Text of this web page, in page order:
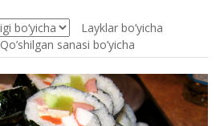
Layklar bo’yicha
Qo’shilgan sanasi bo’yicha